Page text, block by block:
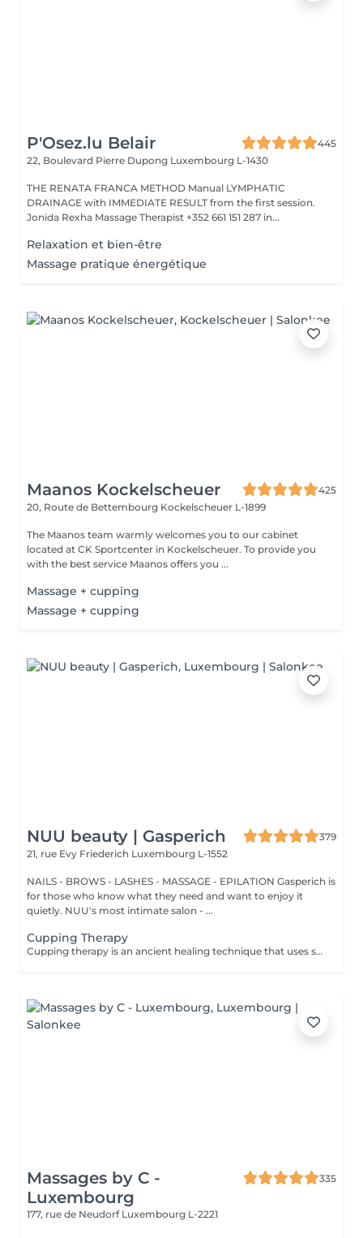
P'Osez.lu Belair
445
22, Boulevard Pierre Dupong Luxembourg L-1430
THE RENATA FRANCA METHOD Manual LYMPHATIC
DRAINAGE with IMMEDIATE RESULT from the first session.
Jonida Rexha Massage Therapist +352 661 151 287 in...
Relaxation et bien-être
Massage pratique énergétique
Maanos Kockelscheuer
425
20, Route de Bettembourg Kockelscheuer L-1899
The Maanos team warmly welcomes you to our cabinet
located at CK Sportcenter in Kockelscheuer. To provide you
with the best service Maanos offers you ...
Massage + cupping
Massage + cupping
NUU beauty | Gasperich
379
21, rue Evy Friederich Luxembourg L-1552
NAILS - BROWS - LASHES - MASSAGE - EPILATION Gasperich is
for those who know what they need and want to enjoy it
quietly. NUU's most intimate salon - ...
Cupping Therapy
Cupping therapy is an ancient healing technique that uses special cups to create gentle suction on the skin. This suction promotes blood flow, relieves muscle tension, reduces inflammation, and supports deep relaxation. The treatment can help release toxins, improve circulation, and ease chronic pain or stiffness. *Please note that cupping therapy could just be added to a massage service with includes back massage.
Massages by C -
Luxembourg
335
177, rue de Neudorf Luxembourg L-2221